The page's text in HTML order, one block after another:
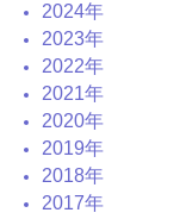
2024年
2023年
2022年
2021年
2020年
2019年
2018年
2017年